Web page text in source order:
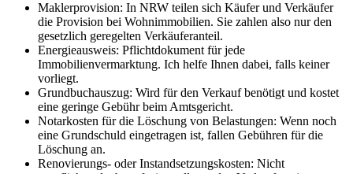
Maklerprovision: In NRW teilen sich Käufer und Verkäufer
die Provision bei Wohnimmobilien. Sie zahlen also nur den
gesetzlich geregelten Verkäuferanteil.
Energieausweis: Pflichtdokument für jede
Immobilienvermarktung. Ich helfe Ihnen dabei, falls keiner
vorliegt.
Grundbuchauszug: Wird für den Verkauf benötigt und kostet
eine geringe Gebühr beim Amtsgericht.
Notarkosten für die Löschung von Belastungen: Wenn noch
eine Grundschuld eingetragen ist, fallen Gebühren für die
Löschung an.
Renovierungs- oder Instandsetzungskosten: Nicht